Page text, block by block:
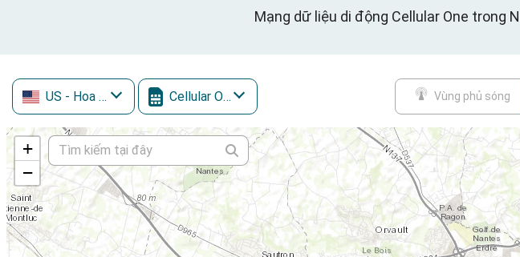
Mạng dữ liệu di động Cellular One trong
US - Hoa Kỳ Cellular One Vùng phủ sóng
+
−